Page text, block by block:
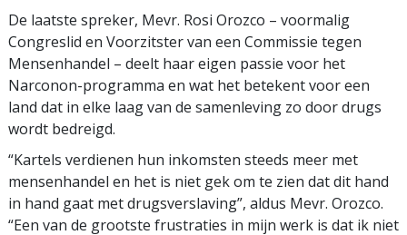
De laatste spreker, Mevr. Rosi Orozco – voormalig
Congreslid en Voorzitster van een Commissie tegen
Mensenhandel – deelt haar eigen passie voor het
Narconon-programma en wat het betekent voor een
land dat in elke laag van de samenleving zo door drugs
wordt bedreigd.
“Kartels verdienen hun inkomsten steeds meer met
mensenhandel en het is niet gek om te zien dat dit hand
in hand gaat met drugsverslaving”, aldus Mevr. Orozco.
“Een van de grootste frustraties in mijn werk is dat ik niet